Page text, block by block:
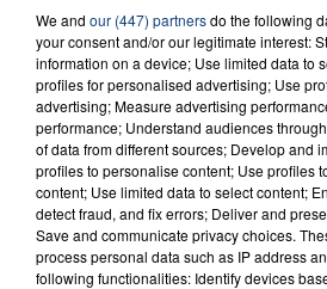
We Pray
COLDPLAY, LITTLE
BOY, ELYANNA &
FIL D'ACTU
We and our (447) partnersdo the following
your consent and/or our legitimate interest:
information on a device; Use limited data to
profiles for personalised advertising; Use
advertising; Measure advertising
performance; Understand audiences
of data from different sources; Develop and
profiles to personalise content; Use profiles
content; Use limited data to select content;
detect fraud, and fix errors; Deliver and
Save and communicate privacy choices.
process personal data such as IP address
following functionalities: Identify devices